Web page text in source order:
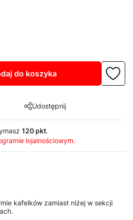
do koszyka
Udostępnij
120 pkt.
lojalnościowym.
kafelków zamiast niżej w sekcji